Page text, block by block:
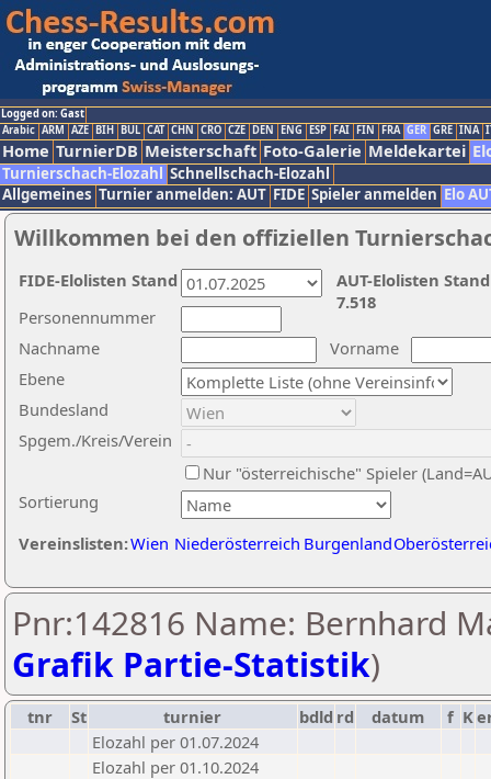
Logged on: Gast
Arabic ARM AZE BIH BUL CAT CHN CRO CZE DEN ENG ESP FAI FIN FRA GER GRE INA
Home TurnierDB Meisterschaft Foto-Galerie Meldekartei
Turnierschach-Elozahl Schnellschach-Elozahl
Allgemeines Turnier anmelden: AUT FIDE Spieler anmelden Elo
Willkommen bei den offiziellen
Nachname
Vorname
Ebene
Sortierung
Personennummer
Bundesland
Spgem./Kreis/Verein
Nur "österreichische" Spieler
Vereinslisten:Wien Niederösterreich Burgenland
AUT-Elolisten
7.518
FIDE-Elolisten Stand
Pnr:142816 Name: Bernhard
Grafik Partie-Statistik)
tnr St turnier bdld rd datum f K
Elozahl per 01.07.2024
Elozahl per 01.10.2024